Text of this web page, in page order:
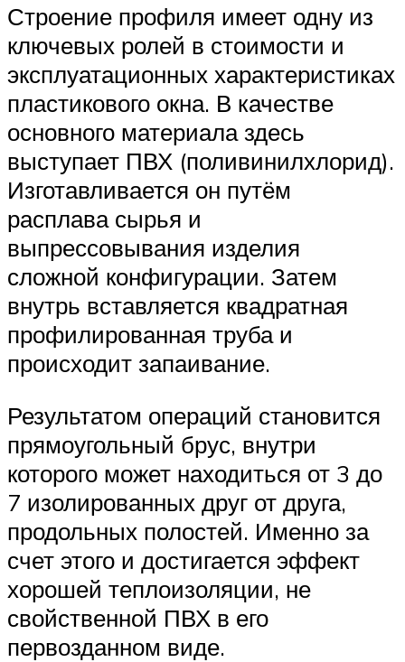
Строение профиля имеет одну из
ключевых ролей в стоимости и
эксплуатационных характеристиках
пластикового окна. В качестве
основного материала здесь
выступает ПВХ (поливинилхлорид).
Изготавливается он путём
расплава сырья и
выпрессовывания изделия
сложной конфигурации. Затем
внутрь вставляется квадратная
профилированная труба и
происходит запаивание.
Результатом операций становится
прямоугольный брус, внутри
которого может находиться от 3 до
7 изолированных друг от друга,
продольных полостей. Именно за
счет этого и достигается эффект
хорошей теплоизоляции, не
свойственной ПВХ в его
первозданном виде.